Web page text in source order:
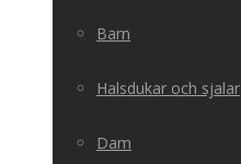
Barn
Halsdukar och sjalar
Dam